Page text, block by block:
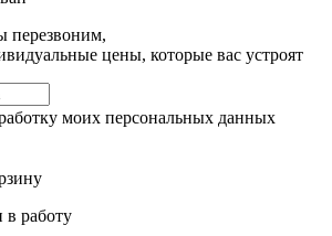
перезвоним,
цены, которые вас устроят
моих персональных данных
в работу